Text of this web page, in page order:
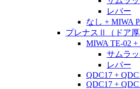
レバー
なし + MIWA
プレナスⅡ（ドア厚
MIWA TE-02
サムラ
レバー
QDC17 +
QDC17 +